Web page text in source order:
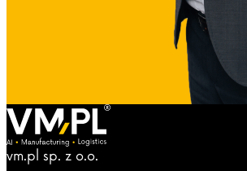
vm.pl sp. z o.o.